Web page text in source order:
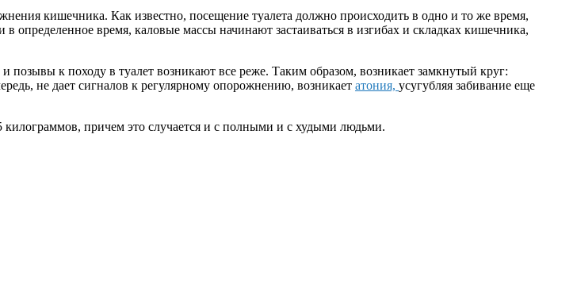
кишечника. Как известно, посещение туалета должно происходить в одно и то же время,
определенное время, каловые массы начинают застаиваться в изгибах и складках кишечника,
к походу в туалет возникают все реже. Таким образом, возникает замкнутый круг:
не дает сигналов к регулярному опорожнению, возникает атония, усугубляя забивание еще
причем это случается и с полными и с худыми людьми.